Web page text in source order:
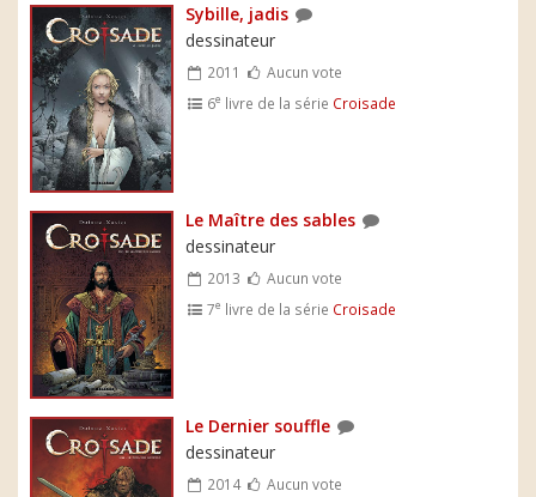
Sybille, jadis
dessinateur
2011
Aucun vote
6e livre de la série Croisade
Le Maître des sables
dessinateur
2013
Aucun vote
7e livre de la série Croisade
Le Dernier souffle
dessinateur
2014
Aucun vote